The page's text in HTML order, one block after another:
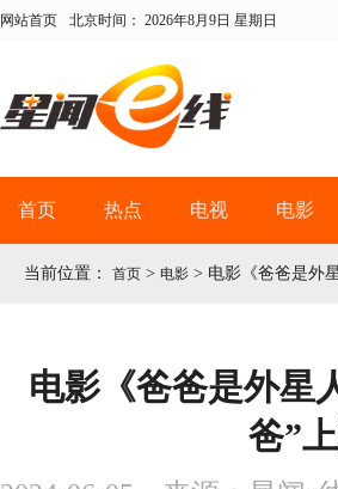
网站首页 北京时间： 2026年8月9日 星期日
首页 热点 电视 电影
当前位置： 首页 > 电影 > 电影《爸爸是外
电影《爸爸是外星
爸”